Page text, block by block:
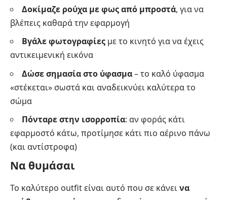
Δοκίμαζε ρούχα με φως από μπροστά, για να
βλέπεις καθαρά την εφαρμογή
Βγάλε φωτογραφίες με το κινητό για να έχεις
αντικειμενική εικόνα
Δώσε σημασία στο ύφασμα– το καλό ύφασμα
«στέκεται» σωστά και αναδεικνύει καλύτερα το
σώμα
Πόνταρε στην ισορροπία: αν φοράς κάτι
εφαρμοστό κάτω, προτίμησε κάτι πιο αέρινο πάνω
(και αντίστροφα)
Να θυμάσαι
Το καλύτερο outfit είναι αυτό που σε κάνεινα